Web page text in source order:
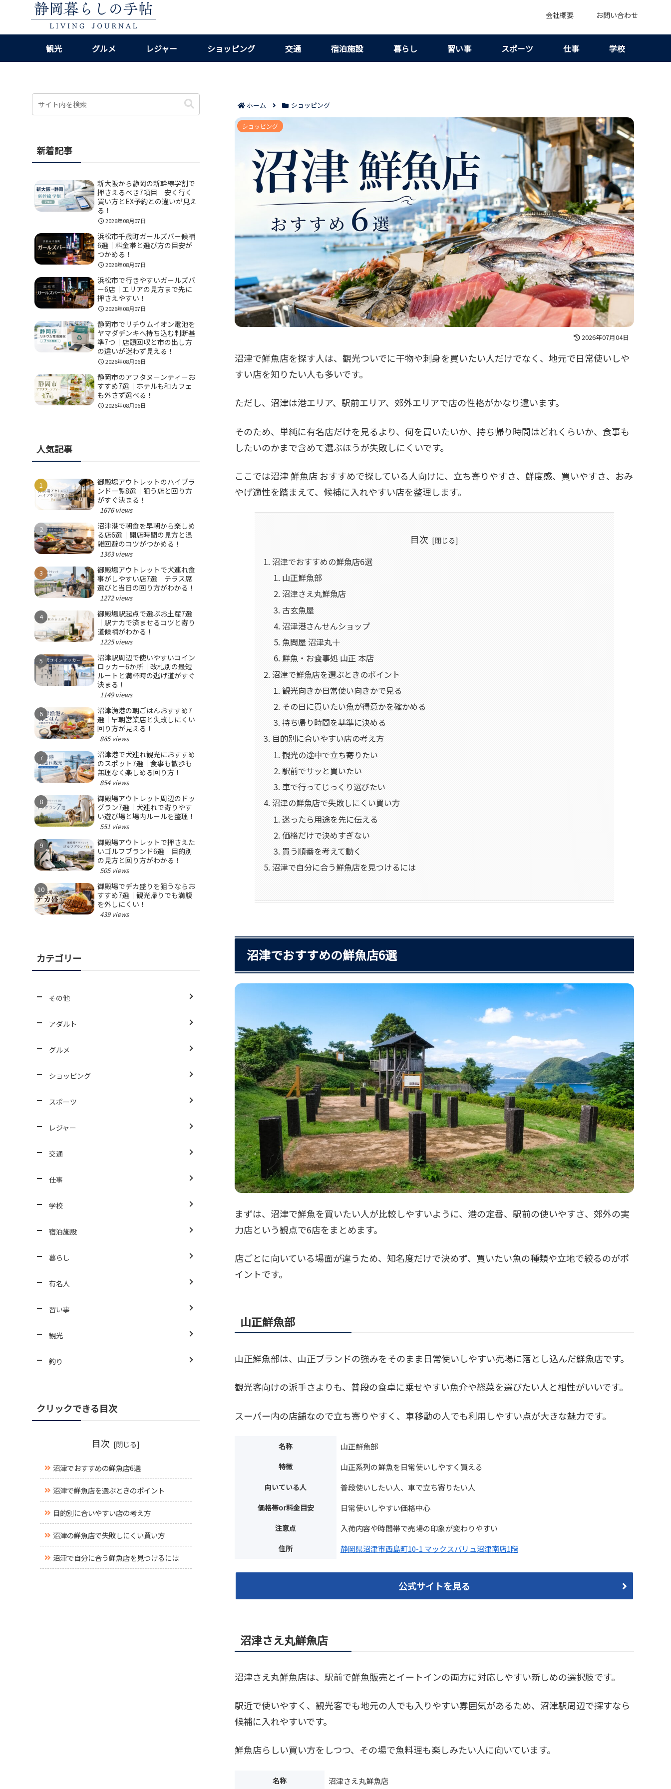
会社概要 お問い合わせ
観光 グルメ レジャー ショッピング 交通 宿泊施設 暮らし 習い事 スポーツ 仕事 学校
ホーム ショッピング
沼津でおすすめの鮮魚店6選｜買い方のコツと港・駅前で失敗しにくい選び方！
ショッピング
2026年07月04日
沼津で鮮魚店を探す人は、観光ついでに干物や刺身を買いたい人だけでなく、地元で日常使いしや
すい店を知りたい人も多いです。
ただし、沼津は港エリア、駅前エリア、郊外エリアで店の性格がかなり違います。
そのため、単純に有名店だけを見るより、何を買いたいか、持ち帰り時間はどれくらいか、食事も
したいのかまで含めて選ぶほうが失敗しにくいです。
ここでは沼津 鮮魚店 おすすめで探している人向けに、立ち寄りやすさ、鮮度感、買いやすさ、おみ
やげ適性を踏まえて、候補に入れやすい店を整理します。
目次
沼津でおすすめの鮮魚店6選
山正鮮魚部
沼津さえ丸鮮魚店
古玄魚屋
沼津港さんせんショップ
魚問屋 沼津丸十
鮮魚・お食事処 山正 本店
沼津で鮮魚店を選ぶときのポイント
観光向きか日常使い向きかで見る
その日に買いたい魚が得意かを確かめる
持ち帰り時間を基準に決める
目的別に合いやすい店の考え方
観光の途中で立ち寄りたい
駅前でサッと買いたい
車で行ってじっくり選びたい
沼津の鮮魚店で失敗しにくい買い方
迷ったら用途を先に伝える
価格だけで決めすぎない
買う順番を考えて動く
沼津で自分に合う鮮魚店を見つけるには
沼津でおすすめの鮮魚店6選
まずは、沼津で鮮魚を買いたい人が比較しやすいように、港の定番、駅前の使いやすさ、郊外の実
力店という観点で6店をまとめます。
店ごとに向いている場面が違うため、知名度だけで決めず、買いたい魚の種類や立地で絞るのがポ
イントです。
山正鮮魚部
山正鮮魚部は、山正ブランドの強みをそのまま日常使いしやすい売場に落とし込んだ鮮魚店です。
観光客向けの派手さよりも、普段の食卓に乗せやすい魚介や総菜を選びたい人と相性がいいです。
スーパー内の店舗なので立ち寄りやすく、車移動の人でも利用しやすい点が大きな魅力です。
名称 山正鮮魚部
特徴 山正系列の鮮魚を日常使いしやすく買える
向いている人 普段使いしたい人、車で立ち寄りたい人
価格帯or料金目安 日常使いしやすい価格中心
注意点 入荷内容や時間帯で売場の印象が変わりやすい
住所 静岡県沼津市西島町10-1 マックスバリュ沼津南店1階
公式サイトを見る
沼津さえ丸鮮魚店
沼津さえ丸鮮魚店は、駅前で鮮魚販売とイートインの両方に対応しやすい新しめの選択肢です。
駅近で使いやすく、観光客でも地元の人でも入りやすい雰囲気があるため、沼津駅周辺で探すなら
候補に入れやすいです。
鮮魚店らしい買い方をしつつ、その場で魚料理も楽しみたい人に向いています。
名称 沼津さえ丸鮮魚店
新着記事
新大阪から静岡の新幹線学割で
押さえるべき7項目｜安く行く
買い方とEX予約との違いが見え
る！
2026年08月07日
浜松市千歳町ガールズバー候補
6選｜料金帯と選び方の目安が
つかめる！
2026年08月07日
浜松市で行きやすいガールズバ
ー6店｜エリアの見方まで先に
押さえやすい！
2026年08月07日
静岡市でリチウムイオン電池を
ヤマダデンキへ持ち込む判断基
準7つ｜店頭回収と市の出し方
の違いが迷わず見える！
2026年08月06日
静岡市のアフタヌーンティーお
すすめ7選｜ホテルも和カフェ
も外さず選べる！
2026年08月06日
人気記事
御殿場アウトレットのハイブラ
ンド一覧8選｜狙う店と回り方
がすぐ決まる！
1676 views
沼津港で朝食を早朝から楽しめ
る店6選｜開店時間の見方と混
雑回避のコツがつかめる！
1363 views
御殿場アウトレットで犬連れ食
事がしやすい店7選｜テラス席
選びと当日の回り方がわかる！
1272 views
御殿場駅起点で選ぶお土産7選
｜駅ナカで済ませるコツと寄り
道候補がわかる！
1225 views
沼津駅周辺で使いやすいコイン
ロッカー6か所｜改札別の最短
ルートと満杯時の逃げ道がすぐ
決まる！
1149 views
沼津漁港の朝ごはんおすすめ7
選｜早朝営業店と失敗しにくい
回り方が見える！
885 views
沼津港で犬連れ観光におすすめ
のスポット7選｜食事も散歩も
無理なく楽しめる回り方！
854 views
御殿場アウトレット周辺のドッ
グラン7選｜犬連れで寄りやす
い遊び場と場内ルールを整理！
551 views
御殿場アウトレットで押さえた
いゴルフブランド6選｜目的別
の見方と回り方がわかる！
505 views
御殿場でデカ盛りを狙うならお
すすめ7選｜観光帰りでも満腹
を外しにくい！
439 views
カテゴリー
その他
アダルト
グルメ
ショッピング
スポーツ
レジャー
交通
仕事
学校
宿泊施設
暮らし
有名人
習い事
観光
釣り
クリックできる目次
目次
沼津でおすすめの鮮魚店6選
沼津で鮮魚店を選ぶときのポイント
目的別に合いやすい店の考え方
沼津の鮮魚店で失敗しにくい買い方
沼津で自分に合う鮮魚店を見つけるには